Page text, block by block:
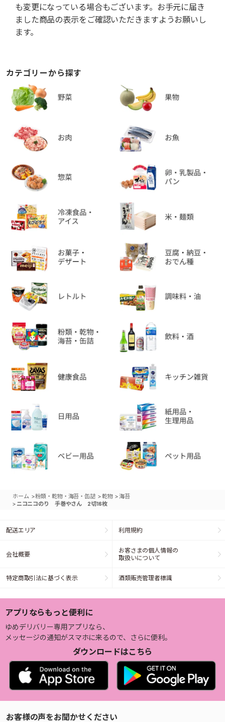
も変更になっている場合もございます。お手元に届き
ました商品の表示をご確認いただきますようお願いし
ます。
カテゴリーから探す
ホーム >粉類・乾物・海苔・缶詰 >乾物 >海苔
> ニコニコのり 手巻やさん 2切16枚
配送エリア 利用規約
会社概要
お客さまの個人情報の
取扱いについて
特定商取引法に基づく表示 酒類販売管理者標識
アプリならもっと便利に
ゆめデリバリー専用アプリなら、
メッセージの通知がスマホに来るので、さらに便利。
ダウンロードはこちら
お客様の声をお聞かせください